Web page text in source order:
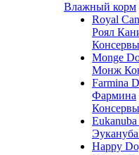
Влажный корм
Royal
Роял
Консервы
Monge
Монж
Farmina
Фармина
Консервы
Happy